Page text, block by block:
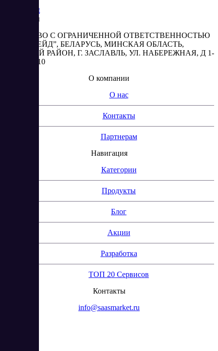
Market
Реквизиты
ОБЩЕСТВО С ОГРАНИЧЕННОЙ ОТВЕТСТВЕННОСТЬЮ
“АБЕСТРЕЙД”, БЕЛАРУСЬ, МИНСКАЯ ОБЛАСТЬ,
МИНСКИЙ РАЙОН, Г. ЗАСЛАВЛЬ, УЛ. НАБЕРЕЖНАЯ, Д 1-
2, КОМ. 310
О компании
О нас
Контакты
Партнерам
Навигация
Категории
Продукты
Блог
Акции
Разработка
ТОП 20 Сервисов
Контакты
info@saasmarket.ru